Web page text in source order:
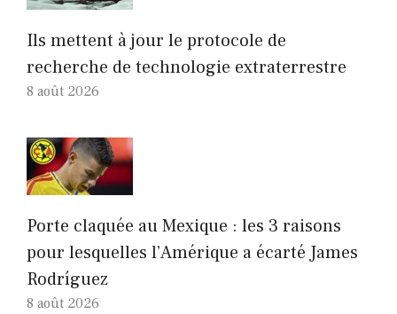
Ils mettent à jour le protocole de
recherche de technologie extraterrestre
8 août 2026
Porte claquée au Mexique : les 3 raisons
pour lesquelles l’Amérique a écarté James
Rodríguez
8 août 2026